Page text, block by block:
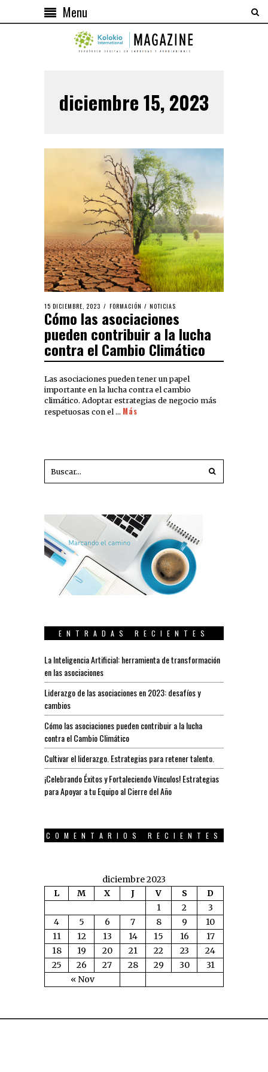
Menu
diciembre 15, 2023
15 DICIEMBRE, 2023 FORMACIÓN / NOTICIAS
Cómo las asociaciones
pueden contribuir a la lucha
contra el Cambio Climático
Las asociaciones pueden tener un papel
importante en la lucha contra el cambio
climático. Adoptar estrategias de negocio más
respetuosas con el … Más
ENTRADAS RECIENTES
La Inteligencia Artificial: herramienta de transformación
en las asociaciones
Liderazgo de las asociaciones en 2023: desafíos y
cambios
Cómo las asociaciones pueden contribuir a la lucha
contra el Cambio Climático
Cultivar el liderazgo. Estrategias para retener talento.
¡Celebrando Éxitos y Fortaleciendo Vínculos! Estrategias
para Apoyar a tu Equipo al Cierre del Año
COMENTARIOS RECIENTES
diciembre 2023
L
M X J V S D
« Nov
1 2
3
4
5 6 7 8 9
10
11
12 13 14 15 16
17
18
19 20 21 22 23
24
25
26 27 28 29 30 31